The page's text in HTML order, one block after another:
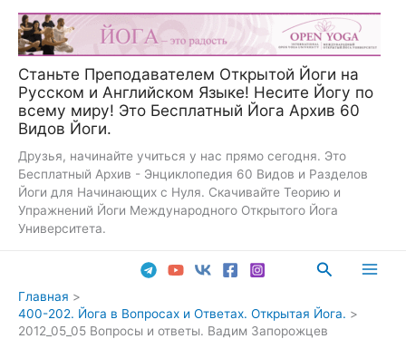
Перейти
содержимому
Станьте Преподавателем Открытой Йоги на
Русском и Английском Языке! Несите Йогу по
всему миру! Это Бесплатный Йога Архив 60
Видов Йоги.
Друзья, начинайте учиться у нас прямо сегодня. Это
Бесплатный Архив - Энциклопедия 60 Видов и Разделов
Йоги для Начинающих с Нуля. Скачивайте Теорию и
Упражнений Йоги Международного Открытого Йога
Университета.
Поиск
Главная
400-202. Йога в Вопросах и Ответах. Открытая Йога.
2012_05_05 Вопросы и ответы. Вадим Запорожцев